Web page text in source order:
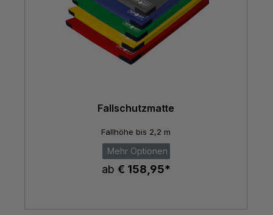
Fallschutzmatte
Fallhöhe bis 2,2 m
Mehr Optionen
ab € 158,95*